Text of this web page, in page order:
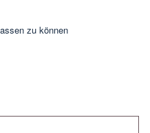
zu können
von